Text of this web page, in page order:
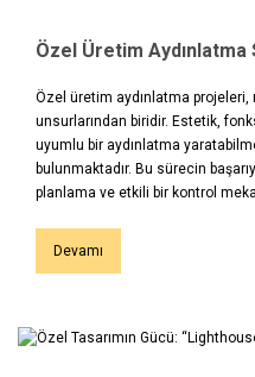
Özel Üretim Aydınlatma
Özel üretim aydınlatma projeleri,
unsurlarından biridir. Estetik,
uyumlu bir aydınlatma
bulunmaktadır. Bu sürecin
planlama ve etkili bir kontrol
Devamı